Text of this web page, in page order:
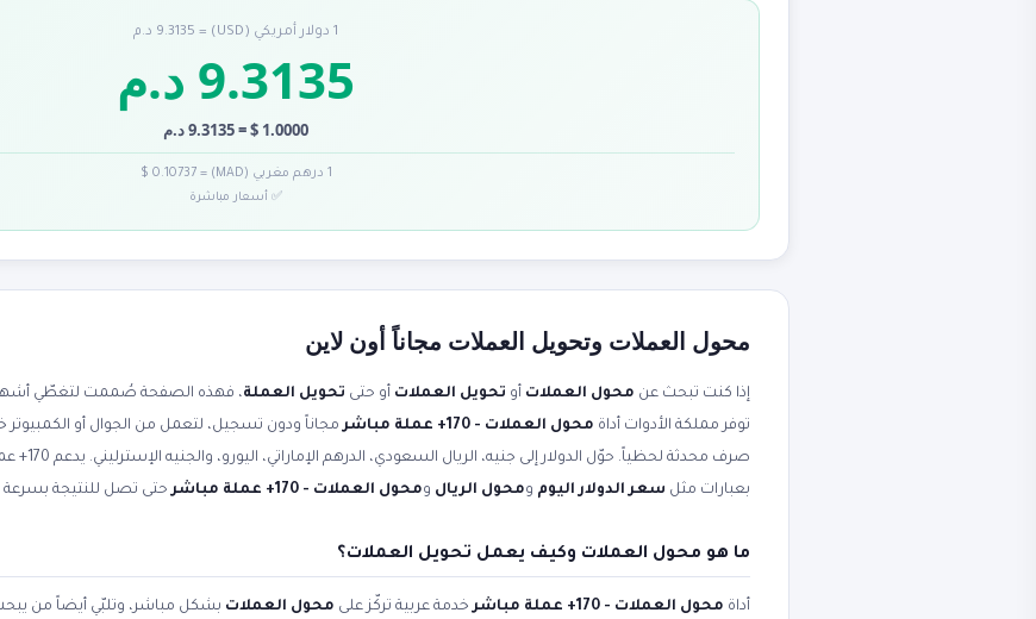
1 دولار أمريكي (USD) = 9.3135 د.م
9.3135 د.م
1.0000 $ = 9.3135 د.م
1 درهم مغربي (MAD) = 0.10737 $
✅ أسعار مباشرة
محول العملات وتحويل العملات مجاناً أون لاين
إذا كنت تبحث عن محول العملات أو تحويل العملات أو حتى تحويل العملة، فهذه الصفحة صُممت لتغطّي أشهر
توفر مملكة الأدوات أداة محول العملات - 170+ عملة مباشر
مجاناً ودون تسجيل، لتعمل من الجوال أو
صرف محدثة
بعبارات مثل سعر الدولار اليوم ومحول الريال ومحول العملات - 170+ عملة مباشر حتى تصل للنتيجة
ما هو محول العملات وكيف يعمل تحويل العملات؟
أداة محول العملات - 170+ عملة مباشر خدمة عربية تركّز على محول العملات بشكل مباشر، وتلبّي أيضاً من